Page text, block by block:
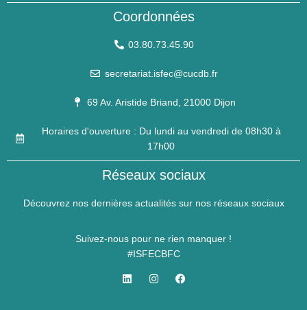
Coordonnées
03.80.73.45.90
secretariat.isfec@cucdb.fr
69 Av. Aristide Briand, 21000 Dijon
Horaires d'ouverture : Du lundi au vendredi de 08h30 à
17h00
Réseaux sociaux
Découvrez nos dernières actualités sur nos réseaux sociaux
Suivez-nous pour ne rien manquer !
#ISFECBFC